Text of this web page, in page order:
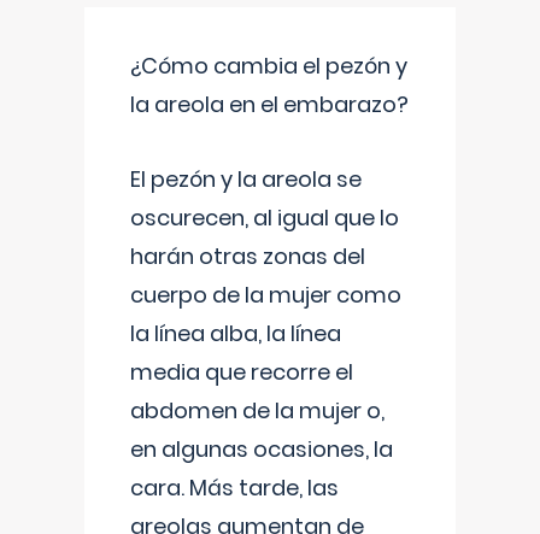
¿Cómo cambia el pezón y
la areola en el embarazo?
El pezón y la areola se
oscurecen, al igual que lo
harán otras zonas del
cuerpo de la mujer como
la línea alba, la línea
media que recorre el
abdomen de la mujer o,
en algunas ocasiones, la
cara. Más tarde, las
areolas aumentan de